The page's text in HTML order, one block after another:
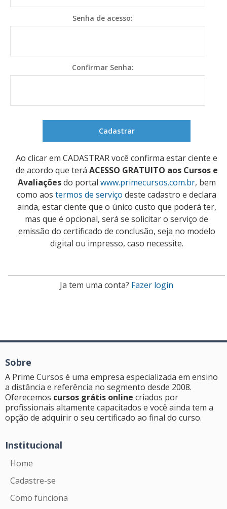
Senha de acesso:
Confirmar Senha:
Ao clicar em CADASTRAR você confirma estar ciente e
de acordo que terá ACESSO GRATUITO aos Cursos e
Avaliaçõesdo portal www.primecursos.com.br, bem
como aos termos de serviço deste cadastro e declara
ainda, estar ciente que o único custo que poderá ter,
mas que é opcional, será se solicitar o serviço de
emissão do certificado de conclusão, seja no modelo
digital ou impresso, caso necessite.
Ja tem uma conta? Fazer login
Sobre
A Prime Cursos é uma empresa especializada em ensino
a distância e referência no segmento desde 2008.
Oferecemos cursos grátis online criados por
profissionais altamente capacitados e você ainda tem a
opção de adquirir o seu certificado ao final do curso.
Institucional
Home
Cadastre-se
Como funciona